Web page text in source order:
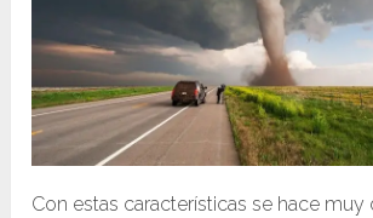
Con estas características se hace muy